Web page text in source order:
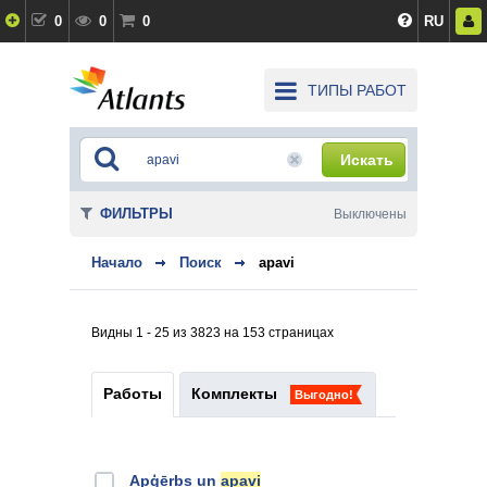
0 0 0 RU
ТИПЫ РАБОТ
Искать
Начало Поиск apavi
Видны 1 - 25 из 3823 на 153 страницах
Работы Комплекты Выгодно!
Apģērbs un apavi
ФИЛЬТРЫ Выключены